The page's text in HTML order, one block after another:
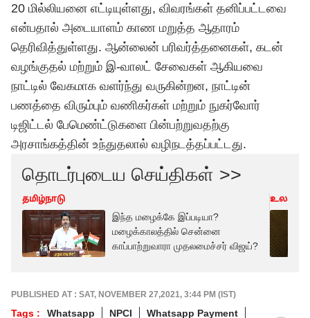
20 மில்லியனை எட்டியுள்ளது, விவரங்கள் தனிப்பட்டவை
என்பதால் அடையாளம் காண மறுத்த ஆதாரம்
தெரிவித்துள்ளது. ஆன்லைன் பரிவர்த்தனைகள், கடன்
வழங்குதல் மற்றும் இ-வாலட் சேவைகள் ஆகியவை
நாட்டில் வேகமாக வளர்ந்து வருகின்றன, நாட்டின்
பணத்தை விரும்பும் வணிகர்கள் மற்றும் நுகர்வோர்
டிஜிட்டல் பேமெண்ட்டுகளை பின்பற்றுவதற்கு
அரசாங்கத்தின் உந்துதலால் வழிநடத்தப்பட்டது.
தொடர்புடைய செய்திகள் >>
தமிழ்நாடு
இந்த மழைக்கே இப்படியா?
மழைக்காலத்தில் சென்னை
காப்பாற்றுவாரா முதலமைச்சர் விஜய்?
உலகம்
PUBLISHED AT : SAT, NOVEMBER 27,2021, 3:44 PM (IST)
Tags : Whatsapp NPCI
Whatsapp Payment